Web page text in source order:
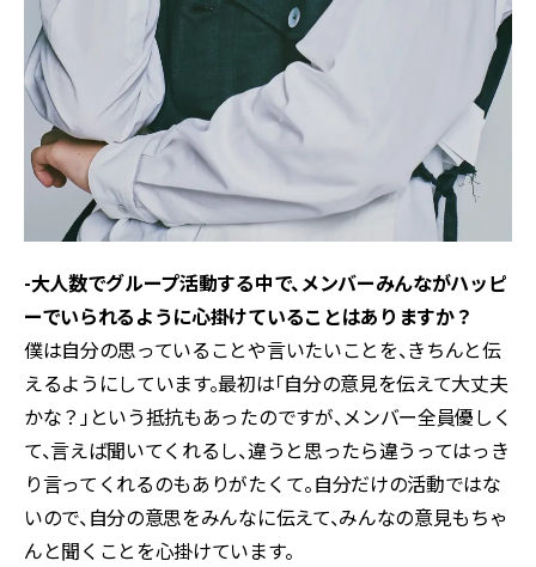
-大人数でグループ活動する中で、メンバーみんながハッピ
ーでいられるように心掛けていることはありますか？
僕は自分の思っていることや言いたいことを、きちんと伝
えるようにしています。最初は「自分の意見を伝えて大丈夫
かな？」という抵抗もあったのですが、メンバー全員優しく
て、言えば聞いてくれるし、違うと思ったら違うってはっき
り言ってくれるのもありがたくて。自分だけの活動ではな
いので、自分の意思をみんなに伝えて、みんなの意見もちゃ
んと聞くことを心掛けています。